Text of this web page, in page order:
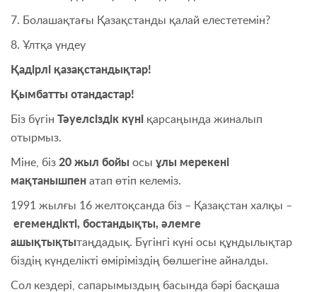
7. Болашақтағы Қазақстанды қалай елестетемін?
8. Ұлтқа үндеу
Қадірлі қазақстандықтар!
Қымбатты отандастар!
Біз бүгін Тәуелсіздік күні қарсаңында жиналып
отырмыз.
Міне, біз 20 жыл бойы осы ұлы мерекені
мақтанышпен атап өтіп келеміз.
1991 жылғы 16 желтоқсанда біз – Қазақстан халқы –
егемендікті, бостандықты, әлемге
ашықтықтытаңдадық. Бүгінгі күні осы құндылықтар
біздің күнделікті өміріміздің бөлшегіне айналды.
Сол кездері, сапарымыздың басында бәрі басқаша